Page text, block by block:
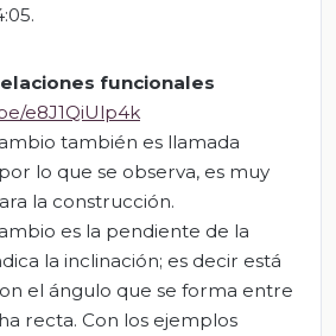
funcionales
e8J1QiUlp4k
también es llamada
lo que se observa, es muy
la construcción.
es la pendiente de la
la inclinación; es decir está
el ángulo que se forma entre
recta. Con los ejemplos